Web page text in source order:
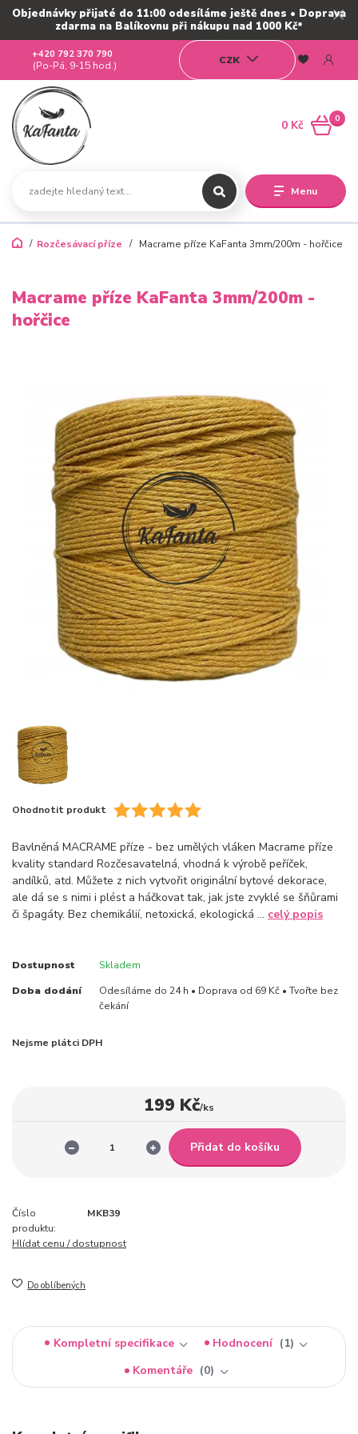
Objednávky přijaté do 11:00 odesíláme ještě dnes • Doprava
zdarma na Balíkovnu při nákupu nad 1000 Kč*
Menu
CZK
+420 792 370 790
(Po-Pá, 9-15 hod.)
0
0 Kč
Rozčesávací příze Macrame příze KaFanta 3mm/200m - hořčice
Macrame příze KaFanta 3mm/200m -
hořčice
Ohodnotit produkt
Bavlněná MACRAME příze - bez umělých vláken Macrame příze
kvality standard Rozčesavatelná, vhodná k výrobě peříček,
andílků, atd. Můžete z nich vytvořit originální bytové dekorace,
ale dá se s nimi i plést a háčkovat tak, jak jste zvyklé se šňůrami
či špagáty. Bez chemikálií, netoxická, ekologická ... celý popis
Dostupnost Skladem
Doba dodání
Odesíláme do 24 h • Doprava od 69 Kč • Tvořte bez
čekání
Nejsme plátci DPH
199 Kč/ks
Přidat do košíku
Číslo
produktu:
MKB39
Hlídat cenu / dostupnost
Do oblíbených
Kompletní specifikace Hodnocení
1
Komentáře
0